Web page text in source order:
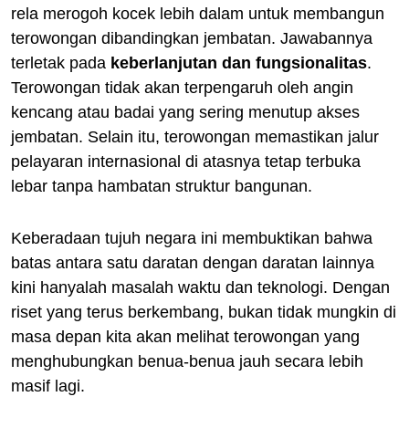
rela merogoh kocek lebih dalam untuk membangun
terowongan dibandingkan jembatan. Jawabannya
terletak pada keberlanjutan dan fungsionalitas.
Terowongan tidak akan terpengaruh oleh angin
kencang atau badai yang sering menutup akses
jembatan. Selain itu, terowongan memastikan jalur
pelayaran internasional di atasnya tetap terbuka
lebar tanpa hambatan struktur bangunan.
Keberadaan tujuh negara ini membuktikan bahwa
batas antara satu daratan dengan daratan lainnya
kini hanyalah masalah waktu dan teknologi. Dengan
riset yang terus berkembang, bukan tidak mungkin di
masa depan kita akan melihat terowongan yang
menghubungkan benua-benua jauh secara lebih
masif lagi.